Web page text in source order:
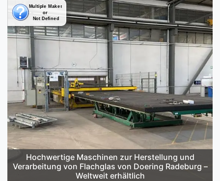
Hochwertige Maschinen zur Herstellung und
Verarbeitung von Flachglas von Doering Radeburg –
Weltweit erhältlich